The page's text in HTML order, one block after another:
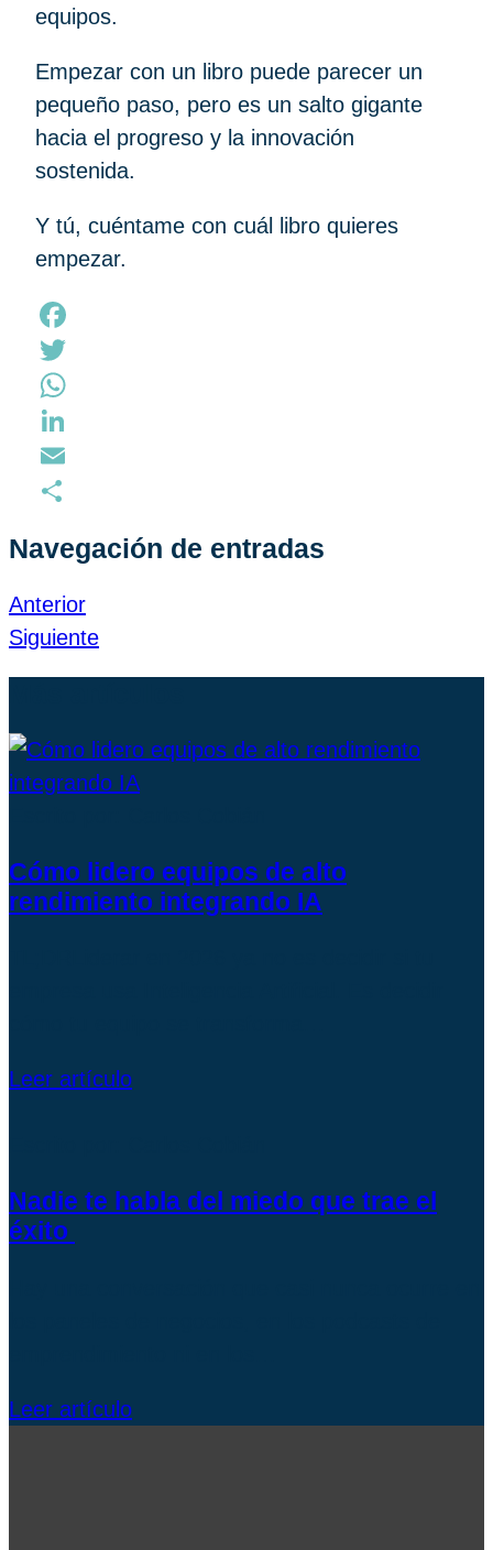
equipos.
Empezar con un libro puede parecer un
pequeño paso, pero es un salto gigante
hacia el progreso y la innovación
sostenida.
Y tú, cuéntame con cuál libro quieres
empezar.
Facebook
Twitter
WhatsApp
LinkedIn
Email
Navegación de entradas
Anterior
Siguiente
Cómo lidero equipos de alto
rendimiento integrando IA
Leer artículo
Nadie te habla del miedo que trae el
éxito
Leer artículo